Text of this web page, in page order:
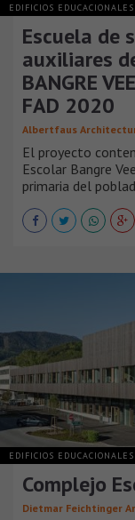
EDIFICIOS EDUCACIONALES
Escuela de
auxiliares
BANGRE
FAD 2020
Albertfaus
El proyecto
Escolar Bangre
primaria del
EDIFICIOS EDUCACIONALES
Complejo
Dietmar Feichtinger